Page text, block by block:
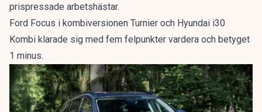
prispressade arbetshästar.
Ford Focus i kombiversionen Turnier och Hyundai i30
Kombi klarade sig med fem felpunkter vardera och betyget
1 minus.